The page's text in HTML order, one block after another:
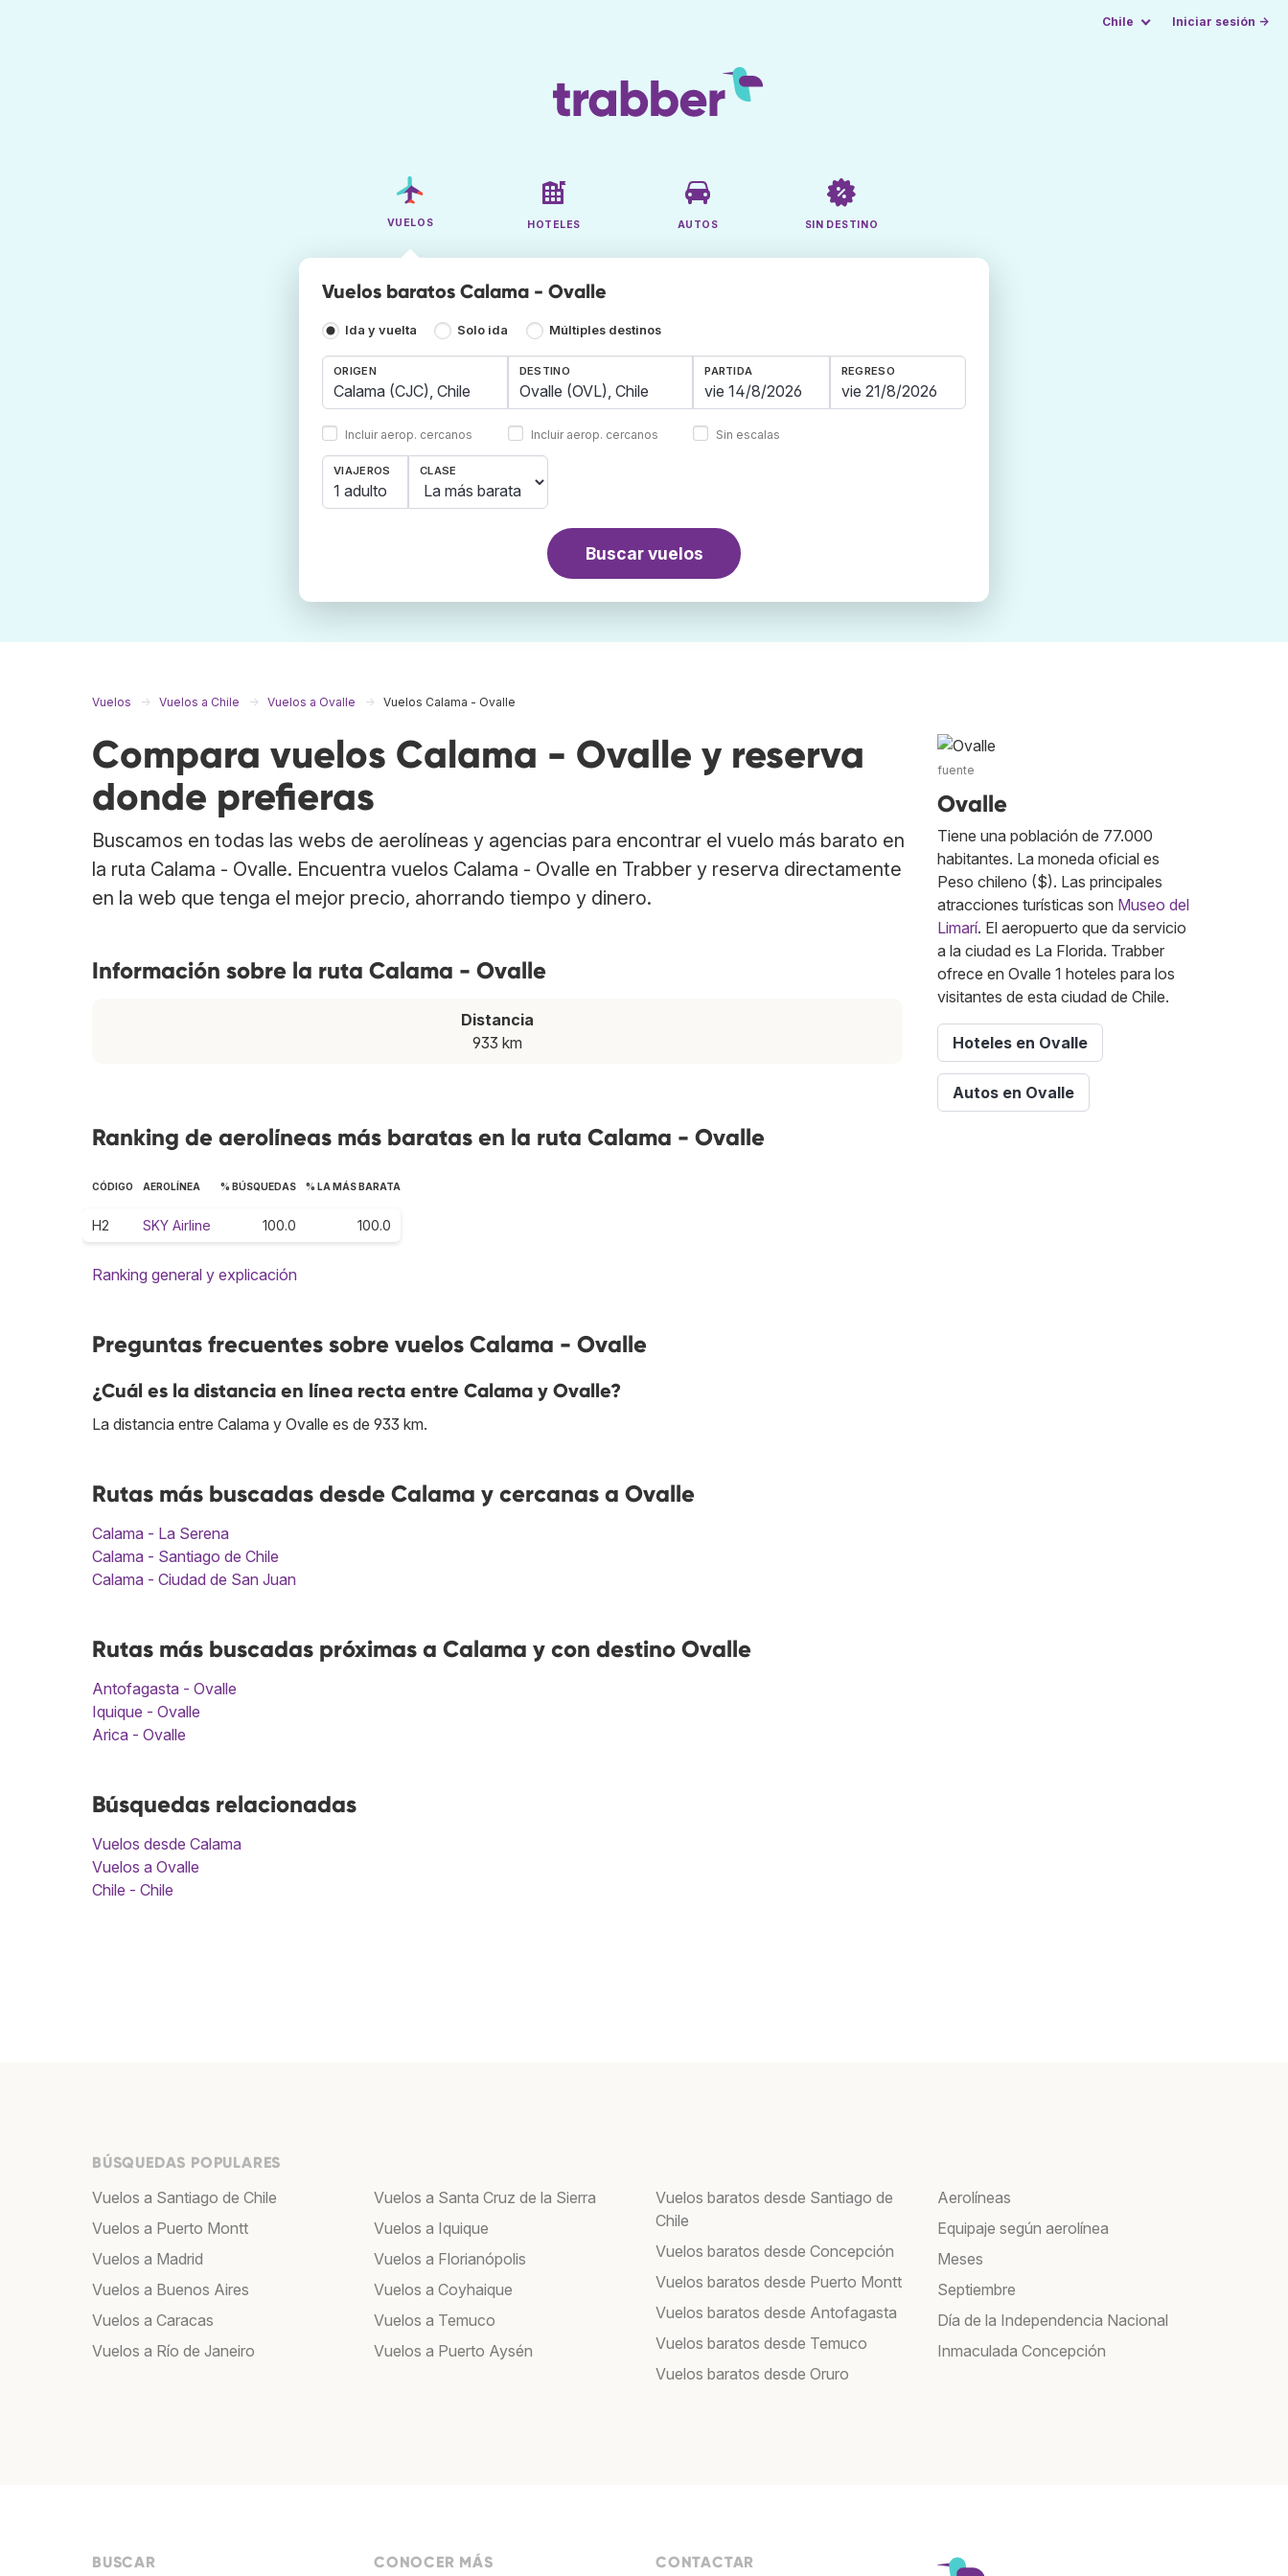
Chile Iniciar sesión →
VUELOS HOTELES AUTOS SIN DESTINO
Vuelos baratos Calama - Ovalle
Ida y vuelta Solo ida Múltiples destinos
ORIGEN
Incluir aerop. cercanos
DESTINO
Incluir aerop. cercanos
PARTIDA REGRESO
Sin escalas
VIAJEROS
1 adulto
CLASE
Buscar vuelos
Vuelos Vuelos a Chile Vuelos a Ovalle Vuelos Calama - Ovalle
Compara vuelos Calama - Ovalle y reserva
donde prefieras
Buscamos en todas las webs de aerolíneas y agencias para encontrar el vuelo más barato en
la ruta Calama - Ovalle. Encuentra vuelos Calama - Ovalle en Trabber y reserva directamente
en la web que tenga el mejor precio, ahorrando tiempo y dinero.
Información sobre la ruta Calama - Ovalle
Distancia
933 km
Ranking de aerolíneas más baratas en la ruta Calama - Ovalle
CÓDIGO AEROLÍNEA % BÚSQUEDAS % LA MÁS BARATA
H2 SKY Airline 100.0 100.0
Ranking general y explicación
Preguntas frecuentes sobre vuelos Calama - Ovalle
¿Cuál es la distancia en línea recta entre Calama y Ovalle?
La distancia entre Calama y Ovalle es de 933 km.
Rutas más buscadas desde Calama y cercanas a Ovalle
Calama - La Serena
Calama - Santiago de Chile
Calama - Ciudad de San Juan
Rutas más buscadas próximas a Calama y con destino Ovalle
Antofagasta - Ovalle
Iquique - Ovalle
Arica - Ovalle
Búsquedas relacionadas
Vuelos desde Calama
Vuelos a Ovalle
Chile - Chile
fuente
Ovalle
Tiene una población de 77.000
habitantes. La moneda oficial es
Peso chileno ($). Las principales
atracciones turísticas son Museo del
Limarí. El aeropuerto que da servicio
a la ciudad es La Florida. Trabber
ofrece en Ovalle 1 hoteles para los
visitantes de esta ciudad de Chile.
Hoteles en Ovalle
Autos en Ovalle
BÚSQUEDAS POPULARES
Vuelos a Santiago de Chile
Vuelos a Puerto Montt
Vuelos a Madrid
Vuelos a Buenos Aires
Vuelos a Caracas
Vuelos a Río de Janeiro
Vuelos a Santa Cruz de la Sierra
Vuelos a Iquique
Vuelos a Florianópolis
Vuelos a Coyhaique
Vuelos a Temuco
Vuelos a Puerto Aysén
Vuelos baratos desde Santiago de
Chile
Vuelos baratos desde Concepción
Vuelos baratos desde Puerto Montt
Vuelos baratos desde Antofagasta
Vuelos baratos desde Temuco
Vuelos baratos desde Oruro
Aerolíneas
Equipaje según aerolínea
Meses
Septiembre
Día de la Independencia Nacional
Inmaculada Concepción
BUSCAR CONOCER MÁS CONTACTAR